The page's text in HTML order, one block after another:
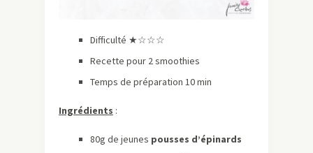
Difficulté ★☆☆☆
Recette pour 2 smoothies
Temps de préparation 10 min
Ingrédients :
80g de jeunes pousses d’épinards